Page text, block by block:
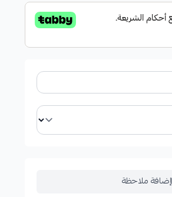
إضافة ملاحظة